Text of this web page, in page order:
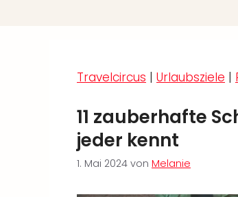
Travelcircus | Urlaubsziele |
11 zauberhafte
jeder kennt
1. Mai 2024 von Melanie